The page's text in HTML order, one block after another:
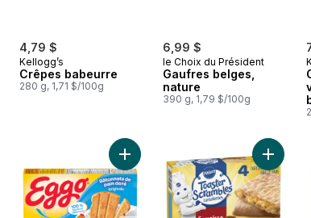
4,79 $
Kellogg’s
Crêpes babeurre
280 g, 1,71 $/100g
6,99 $
le Choix du Président
Gaufres belges,
nature
390 g, 1,79 $/100g
Eggo Moelleuses et plus épaisses gaufres bleuets au
Ajouter Bâtonnets De Pain Doré
Ajouter